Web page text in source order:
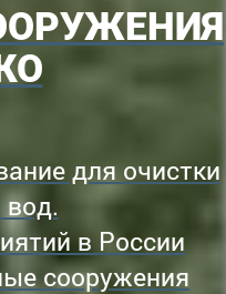
для очистки
в России
сооружения